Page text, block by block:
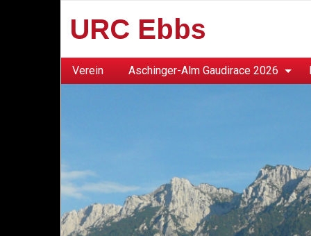
URC Ebbs
Verein Aschinger-Alm Gaudirace 2026